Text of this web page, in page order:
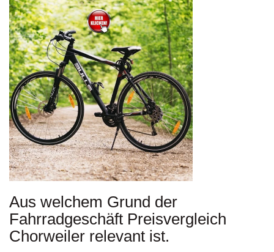
Aus welchem Grund der
Fahrradgeschäft Preisvergleich
Chorweiler relevant ist.